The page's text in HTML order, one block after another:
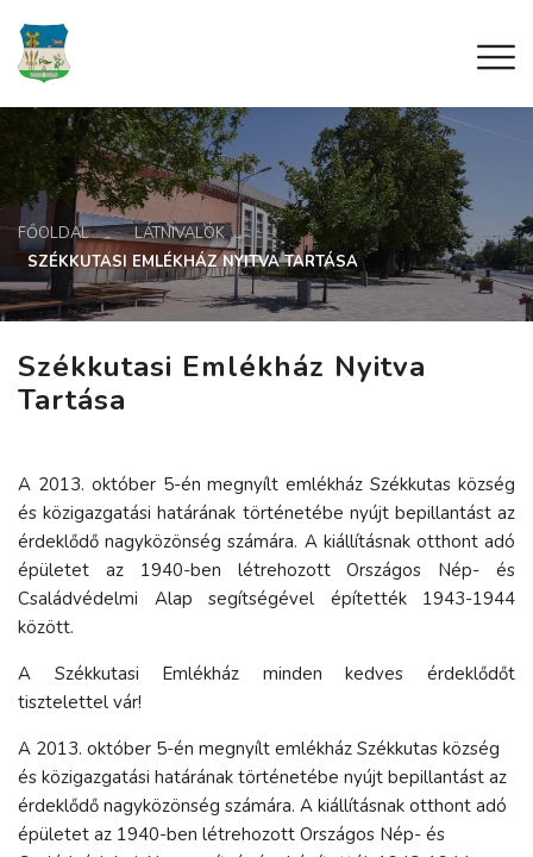
FŐOLDAL
LÁTNIVALÓK
SZÉKKUTASI EMLÉKHÁZ NYITVA TARTÁSA
Székkutasi Emlékház Nyitva
Tartása
A 2013. október 5-én megnyílt emlékház Székkutas község
és közigazgatási határának történetébe nyújt bepillantást az
érdeklődő nagyközönség számára. A kiállításnak otthont adó
épületet az 1940-ben létrehozott Országos Nép- és
Családvédelmi Alap segítségével építették 1943-1944
között.
A Székkutasi Emlékház minden kedves érdeklődőt
tisztelettel vár!
A 2013. október 5-én megnyílt emlékház Székkutas község
és közigazgatási határának történetébe nyújt bepillantást az
érdeklődő nagyközönség számára. A kiállításnak otthont adó
épületet az 1940-ben létrehozott Országos Nép- és